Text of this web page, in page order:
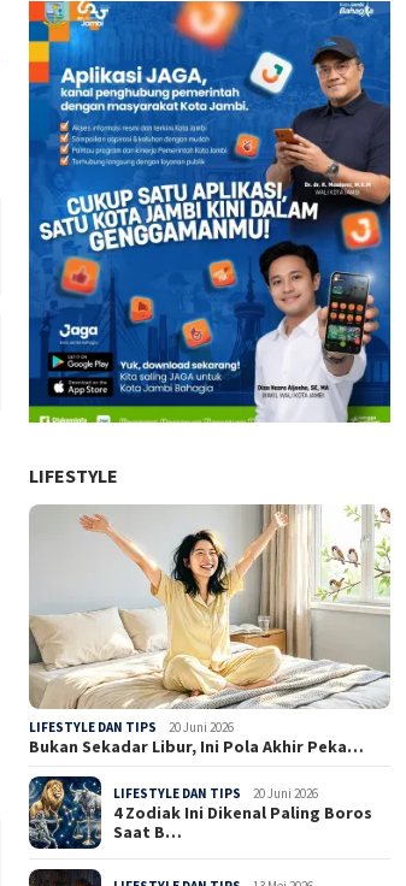
LIFESTYLE
LIFESTYLE DAN TIPS 20 Juni 2026
Bukan Sekadar Libur, Ini Pola Akhir Peka…
LIFESTYLE DAN TIPS 20 Juni 2026
4 Zodiak Ini Dikenal Paling Boros
Saat B…